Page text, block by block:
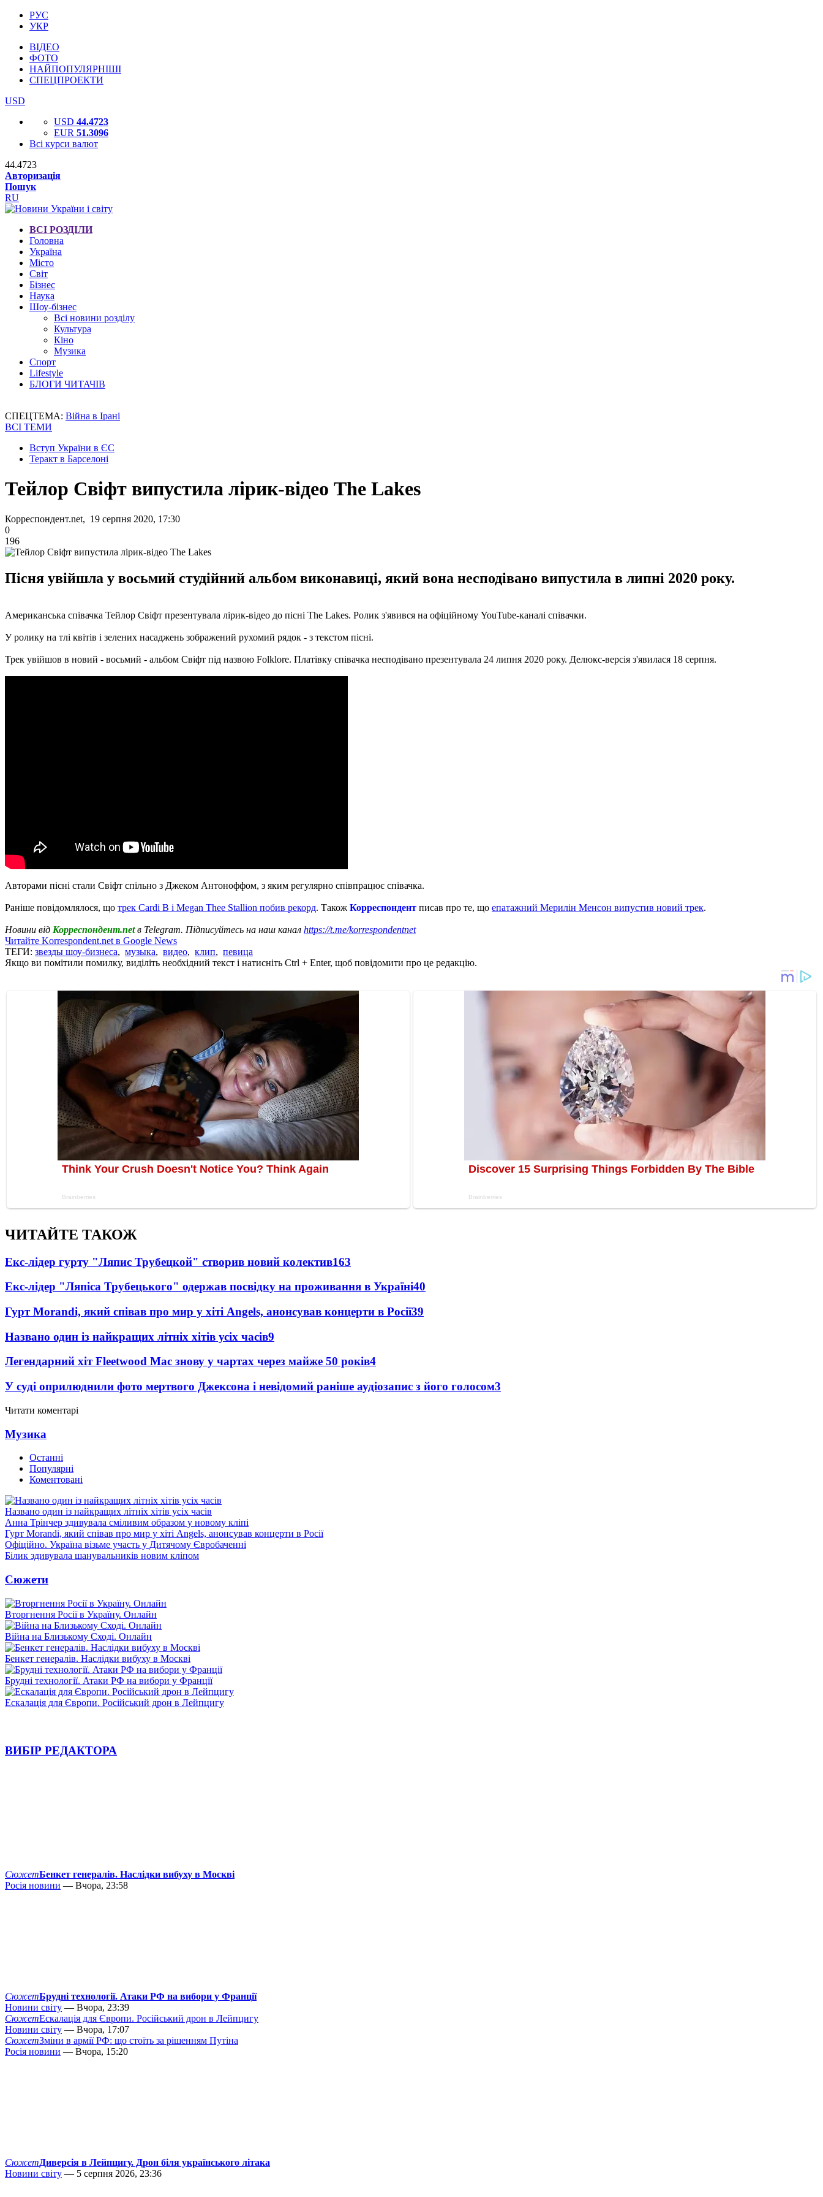
РУС
УКР
ВІДЕО
ФОТО
НАЙПОПУЛЯРНІШІ
СПЕЦПРОЕКТИ
USD
USD 44.4723
EUR 51.3096
Всі курси валют
44.4723
Авторизація
Пошук
RU
ВСІ РОЗДІЛИ
Головна
Україна
Місто
Світ
Бізнес
Наука
Шоу-бізнес
Всі новини розділу
Культура
Кіно
Музика
Спорт
Lifestyle
БЛОГИ ЧИТАЧІВ
СПЕЦТЕМА: Війна в Ірані
ВСІ ТЕМИ
Вступ України в ЄС
Теракт в Барселоні
Тейлор Свіфт випустила лірик-відео The Lakes
Корреспондент.net, 19 серпня 2020, 17:30
0
196
Пісня увійшла у восьмий студійний альбом виконавиці, який вона несподівано випустила в липні 2020 року.
Американська співачка Тейлор Свіфт презентувала лірик-відео до пісні The Lakes. Ролик з'явився на офіційному YouTube-каналі співачки.
У ролику на тлі квітів і зелених насаджень зображений рухомий рядок - з текстом пісні.
Трек увійшов в новий - восьмий - альбом Свіфт під назвою Folklore. Платівку співачка несподівано презентувала 24 липня 2020 року. Делюкс-версія з'явилася 18 серпня.
Авторами пісні стали Свіфт спільно з Джеком Антоноффом, з яким регулярно співпрацює співачка.
Раніше повідомлялося, що трек Cardi B і Megan Thee Stallion побив рекорд. Також Корреспондент писав про те, що епатажний Мерилін Менсон випустив новий трек.
Новини від Корреспондент.netв Telegram. Підписуйтесь на наш канал https://t.me/korrespondentnet
Читайте Korrespondent.net в Google News
ТЕГИ: звезды шоу-бизнеса, музыка, видео, клип, певица
Якщо ви помітили помилку, виділіть необхідний текст і натисніть Ctrl + Enter, щоб повідомити про це редакцію.
ЧИТАЙТЕ ТАКОЖ
Екс-лідер гурту "Ляпис Трубецкой" створив новий колектив163
Екс-лідер "Ляпіса Трубецького" одержав посвідку на проживання в Україні40
Гурт Morandi, який співав про мир у хіті Angels, анонсував концерти в Росії39
Названо один із найкращих літніх хітів усіх часів9
Легендарний хіт Fleetwood Mac знову у чартах через майже 50 років4
У суді оприлюднили фото мертвого Джексона і невідомий раніше аудіозапис з його голосом3
Читати коментарі
Музика
Останні
Популярні
Коментовані
Названо один із найкращих літніх хітів усіх часів
Анна Трінчер здивувала сміливим образом у новому кліпі
Гурт Morandi, який співав про мир у хіті Angels, анонсував концерти в Росії
Офіційно. Україна візьме участь у Дитячому Євробаченні
Білик здивувала шанувальників новим кліпом
Сюжети
Вторгнення Росії в Україну. Онлайн
Війна на Близькому Сході. Онлайн
Бенкет генералів. Наслідки вибуху в Москві
Брудні технології. Атаки РФ на вибори у Франції
Ескалація для Європи. Російський дрон в Лейпцигу
ВИБІР РЕДАКТОРА
СюжетБенкет генералів. Наслідки вибуху в Москві
Росія новини — Вчора, 23:58
СюжетБрудні технології. Атаки РФ на вибори у Франції
Новини світу — Вчора, 23:39
СюжетЕскалація для Європи. Російський дрон в Лейпцигу
Новини світу — Вчора, 17:07
СюжетЗміни в армії РФ: що стоїть за рішенням Путіна
Росія новини — Вчора, 15:20
СюжетДиверсія в Лейпцигу. Дрон біля українського літака
Новини світу — 5 серпня 2026, 23:36